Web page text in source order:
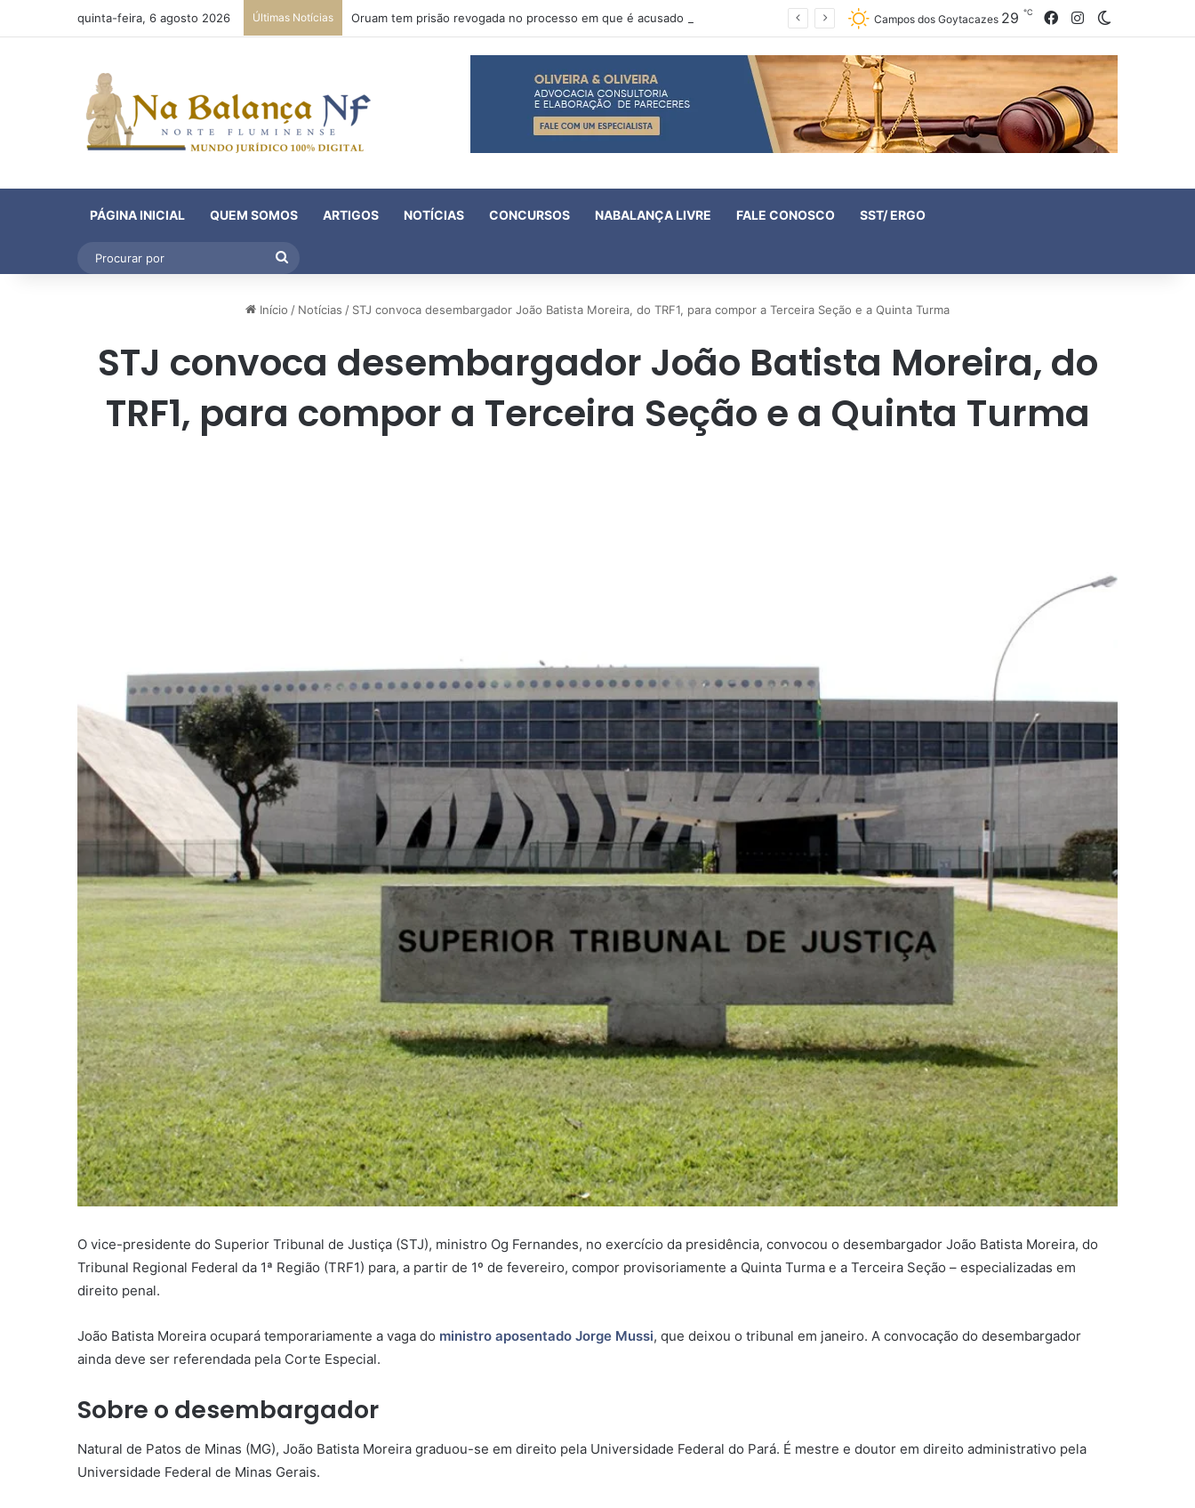
quinta-feira, 6 agosto 2026 Últimas Notícias Campos dos Goytacazes 29 ℃ FacebookInstagram
PÁGINA INICIAL QUEM SOMOS ARTIGOS NOTÍCIAS CONCURSOS NABALANÇA LIVRE FALE CONOSCO SST/ ERGO
Início / Notícias / STJ convoca desembargador João Batista Moreira, do TRF1, para compor a Terceira Seção e a Quinta Turma
STJ convoca desembargador João Batista Moreira, do
TRF1, para compor a Terceira Seção e a Quinta Turma
O vice-presidente do Superior Tribunal de Justiça (STJ), ministro Og Fernandes, no exercício da presidência, convocou o desembargador João Batista Moreira, do
Tribunal Regional Federal da 1ª Região (TRF1) para, a partir de 1º de fevereiro, compor provisoriamente a Quinta Turma e a Terceira Seção – especializadas em
direito penal.
João Batista Moreira ocupará temporariamente a vaga do ministro aposentado Jorge Mussi, que deixou o tribunal em janeiro. A convocação do desembargador
ainda deve ser referendada pela Corte Especial.
Sobre o desembargador
Natural de Patos de Minas (MG), João Batista Moreira graduou-se em direito pela Universidade Federal do Pará. É mestre e doutor em direito administrativo pela
Universidade Federal de Minas Gerais.